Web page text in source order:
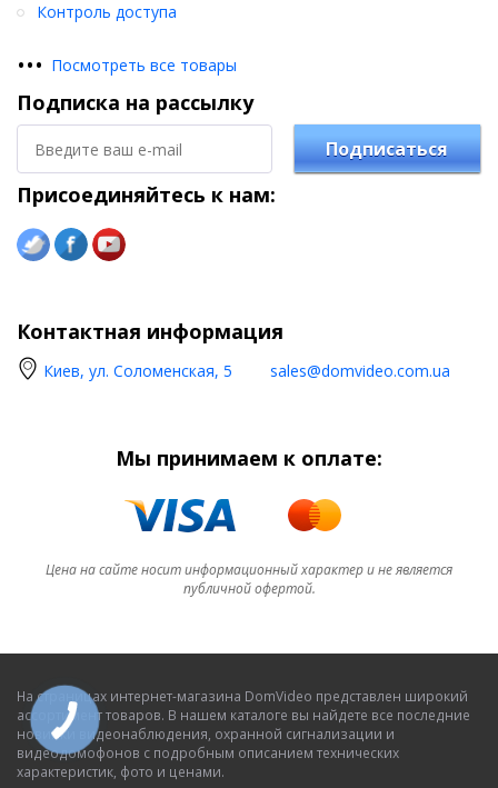
Контроль доступа
••• Посмотреть все товары
Подписка на рассылку
Подписаться
Присоединяйтесь к нам:
Контактная информация
Киев, ул. Соломенская, 5 sales@domvideo.com.ua
Мы принимаем к оплате:
Цена на сайте носит информационный характер и не является
публичной офертой.
На страницах интернет-магазина DomVideo представлен широкий
ассортимент товаров. В нашем каталоге вы найдете все последние
новинки видеонаблюдения, охранной сигнализации и
видеодомофонов с подробным описанием технических
характеристик, фото и ценами.